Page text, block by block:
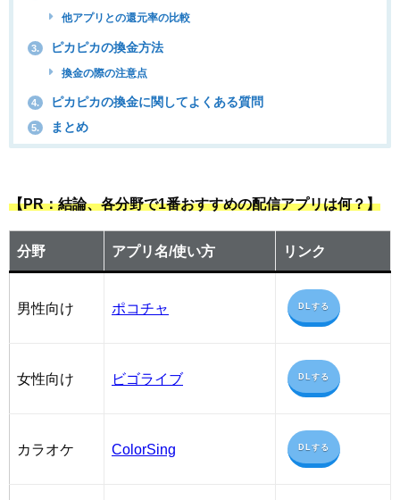
他アプリとの還元率の比較
3. ピカピカの換金方法
換金の際の注意点
4. ピカピカの換金に関してよくある質問
5. まとめ
【PR：結論、各分野で1番おすすめの配信アプリは何？】
分野 アプリ名/使い方 リンク
男性向け ポコチャ DLする
女性向け ビゴライブ DLする
カラオケ ColorSing DLする